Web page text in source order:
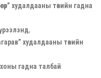
худалдааны төвийн гадна
,
худалдааны төвийн
гадна талбай